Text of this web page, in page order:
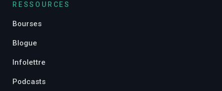
RESSOURCES
Bourses
Blogue
Infolettre
Podcasts